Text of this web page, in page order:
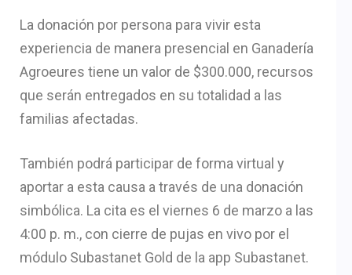
La donación por persona para vivir esta
experiencia de manera presencial en Ganadería
Agroeures tiene un valor de $300.000, recursos
que serán entregados en su totalidad a las
familias afectadas.
También podrá participar de forma virtual y
aportar a esta causa a través de una donación
simbólica. La cita es el viernes 6 de marzo a las
4:00 p. m., con cierre de pujas en vivo por el
módulo Subastanet Gold de la app Subastanet.